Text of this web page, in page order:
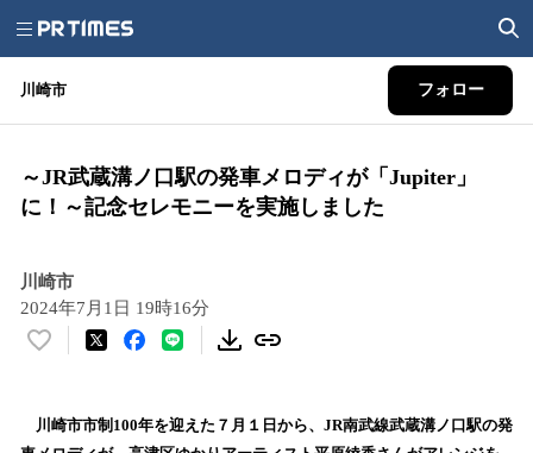
川崎市 フォロー
～JR武蔵溝ノ口駅の発車メロディが「Jupiter」
に！～記念セレモニーを実施しました
川崎市
2024年7月1日 19時16分
い
！
川崎市市制100年を迎えた７月１日から、JR南武線武蔵溝ノ口駅の発